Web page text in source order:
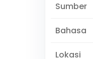
Sumber
Bahasa
Lokasi